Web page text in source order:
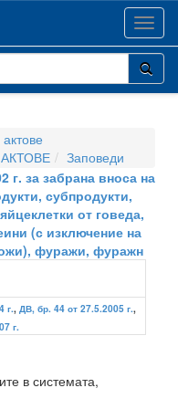
Заповеди
г. за забрана вноса на
субпродукти,
от говеда,
(с изключение на
фуражи, фуражн
г., ДВ, бр. 44 от 27.5.2005 г.,
г.
в системата,